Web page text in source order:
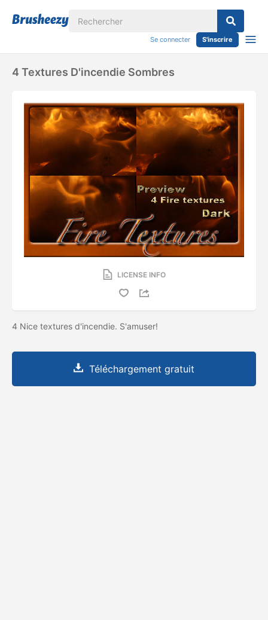
Se connecter S'inscrire
4 Textures D'incendie Sombres
LICENSE INFO
4 Nice textures d'incendie. S'amuser!
Téléchargement gratuit